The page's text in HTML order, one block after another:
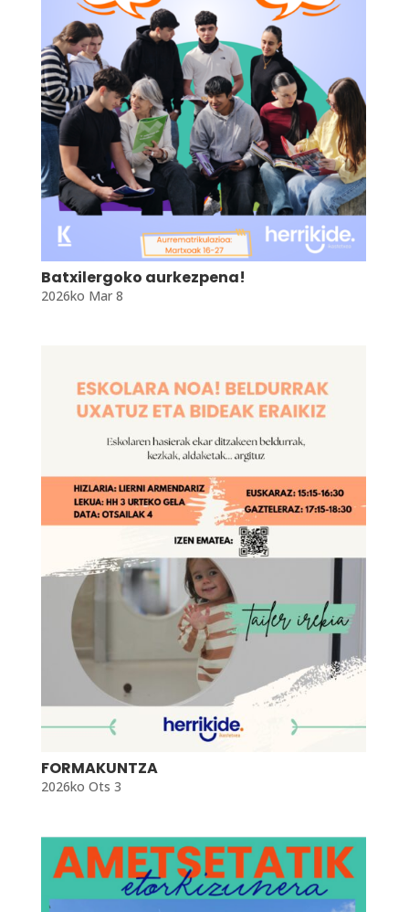
Batxilergoko aurkezpena!
2026ko Mar 8
FORMAKUNTZA
2026ko Ots 3